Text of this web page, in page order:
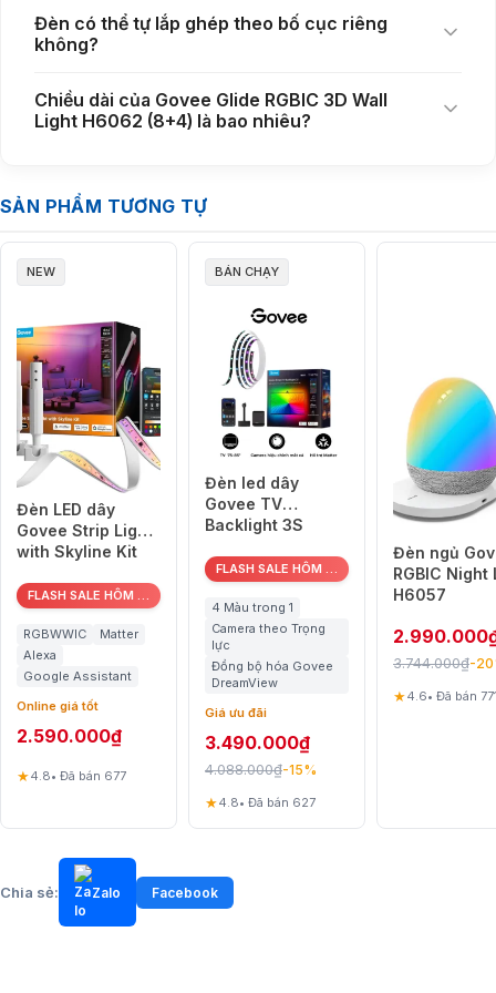
Chia sẻ: Zalo Facebook
truyền thống. Khi lắp trên tường, hiệu ứng ánh sáng tạo cảm giác 3D rõ
ràng, đặc biệt nổi bật vào buổi tối hoặc trong phòng có tông màu tối.
nhưng không muốn ánh sáng bị đơn điệu. Mỗi đoạn đèn có
thể phát sáng độc lập, vì vậy màu sắc không bị “đổ đồng” trên toàn bộ
hệ đèn. Kết quả là không gian trở nên sống động hơn, nhìn hiện đại
hơn và cũng dễ cá nhân hóa hơn theo sở thích của từng người dùng.
Đèn led đổi màu theo nhạc với hơn 40 chế độ ánh
sáng động, phù hợp gaming và giải trí tại nhà
Không chỉ đẹp ở chế độ tĩnh,
Govee Glide RGBIC 3D Wall Light
H6062
còn phù hợp cho các nhu cầu giải trí nhờ hệ hiệu ứng phong
phú. Sản phẩm được trang bị hơn 40 chế độ ánh sáng động cùng 6
chế độ đồng bộ âm nhạc, giúp ánh sáng phản hồi theo tiết tấu và
không khí xung quanh. Với người thích chơi game, nghe nhạc, xem
phim hoặc tổ chức tiệc tại nhà, đây là kiểu trải nghiệm mà một bộđèn
led đổi màu theo nhạc thông thường khó mang lại trọn vẹn.
Đèn có thể tự lắp ghép theo bố cục riêng
không?
Chiều dài của Govee Glide RGBIC 3D Wall
Light H6062 (8+4) là bao nhiêu?
SẢN PHẨM TƯƠNG TỰ
NEW
Đèn LED dây
Govee Strip Light
with Skyline Kit
FLASH SALE HÔM NAY
RGBWWIC
Matter
Alexa
Google Assistant
Online giá tốt
2.590.000₫
★4.8• Đã bán 677
BÁN CHẠY
Đèn led dây
Govee TV
Backlight 3S
FLASH SALE HÔM NAY
4 Màu trong 1
Camera theo Trọng
lực
Đồng bộ hóa Govee
DreamView
Giá ưu đãi
3.490.000₫
4.088.000₫-15%
★4.8• Đã bán 627
Đèn ngủ
RGBIC Night
H6057
2.990.000
3.744.000₫-
★4.6• Đã bán